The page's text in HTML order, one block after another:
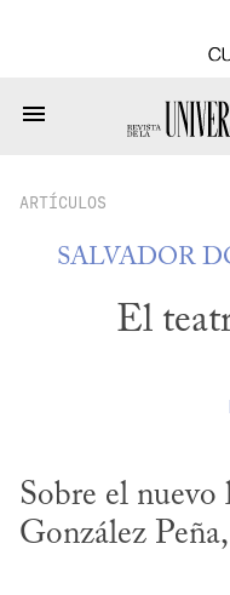
ARTÍCULOS
SALVADOR
El
Sobre el
González Peña,